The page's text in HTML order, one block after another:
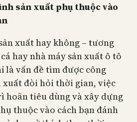
sản xuất phụ thuộc vào
xuất hay không – tương
hay nhà máy sản xuất ô tô
là vấn đề tìm được công
xuất đòi hỏi thời gian, việc
hoãn tiêu dùng và xây dựng
thuộc vào cách bạn đánh